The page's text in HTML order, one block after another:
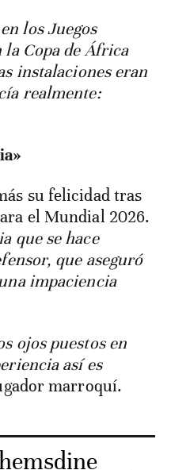
los Juegos
Copa de África
instalaciones eran
realmente:
su felicidad tras
el Mundial 2026.
que se hace
que aseguró
impaciencia
ojos puestos en
así es
marroquí.